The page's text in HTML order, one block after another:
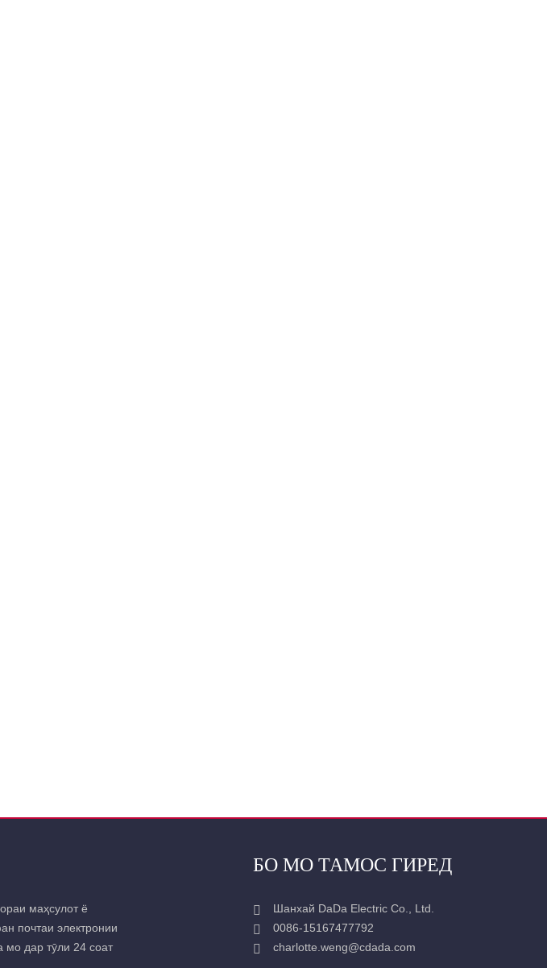
маҳсулот ё
почтаи электронии
мо дар тӯли 24 соат
БО МО ТАМОС ГИРЕД
Шанхай DaDa Electric Co., Ltd.
0086-15167477792
charlotte.weng@cdada.com